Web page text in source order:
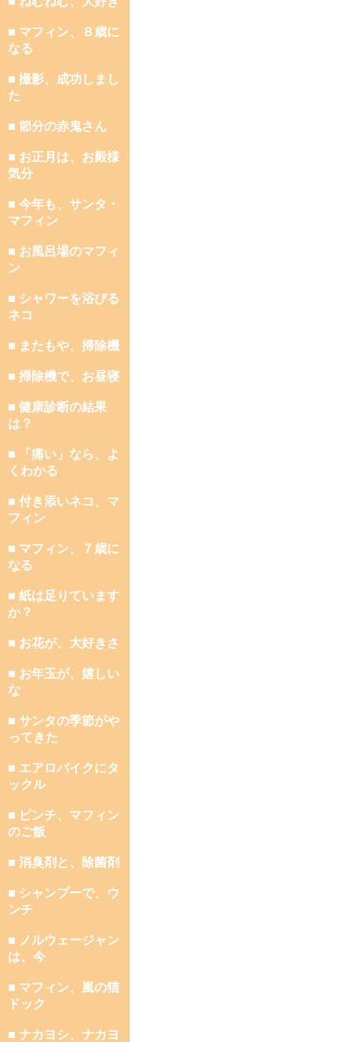
■ マフィン、８歳に
なる
■ 撮影、成功しまし
た
■ 節分の赤鬼さん
■ お正月は、お殿様
気分
■ 今年も、サンタ・
マフィン
■ お風呂場のマフィ
ン
■ シャワーを浴びる
ネコ
■ またもや、掃除機
■ 掃除機で、お昼寝
■ 健康診断の結果
は？
■ 「痛い」なら、よ
くわかる
■ 付き添いネコ、マ
フィン
■ マフィン、７歳に
なる
■ 紙は足りています
か？
■ お花が、大好きさ
■ お年玉が、嬉しい
な
■ サンタの季節がや
ってきた
■ エアロバイクにタ
ックル
■ ピンチ、マフィン
のご飯
■ 消臭剤と、除菌剤
■ シャンプーで、ウ
ンチ
■ ノルウェージャン
は、今
■ マフィン、嵐の猫
ドック
■ ナカヨシ、ナカヨ